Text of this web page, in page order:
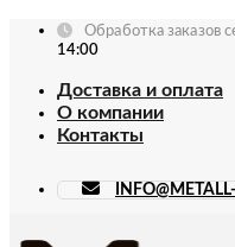
Skip
Обработка заказов
14:00
Доставка и оплата
О компании
Контакты